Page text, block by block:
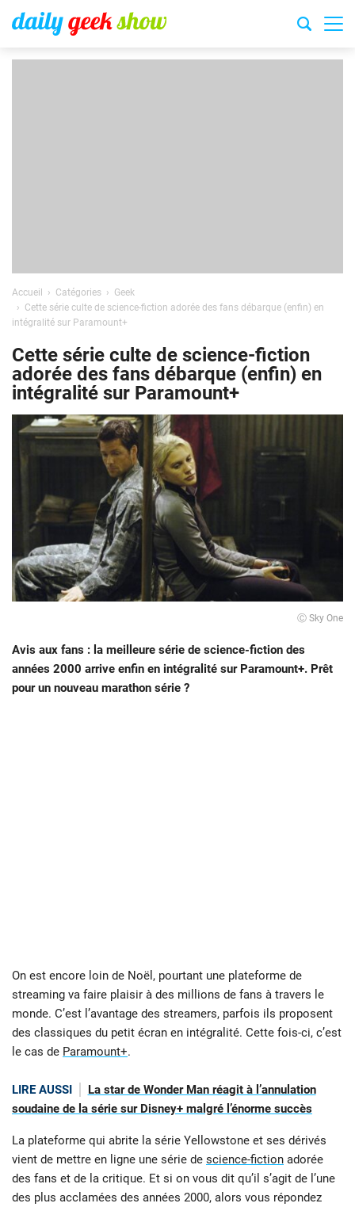
Accueil Catégories
Geek
Cette série culte de science-fiction adorée des fans débarque (enfin) en
intégralité sur Paramount+
Cette série culte de science-fiction
adorée des fans débarque (enfin) en
intégralité sur Paramount+
Ⓒ Sky One
Avis aux fans : la meilleure série de science-fiction des
années 2000 arrive enfin en intégralité sur Paramount+. Prêt
pour un nouveau marathon série ?
On est encore loin de Noël, pourtant une plateforme de
streaming va faire plaisir à des millions de fans à travers le
monde. C’est l’avantage des streamers, parfois ils proposent
des classiques du petit écran en intégralité. Cette fois-ci, c’est
le cas de Paramount+.
LIRE AUSSI
La star de Wonder Man réagit à l’annulation
soudaine de la série sur Disney+ malgré l’énorme succès
La plateforme qui abrite la série Yellowstone et ses dérivés
vient de mettre en ligne une série de science-fiction adorée
des fans et de la critique. Et si on vous dit qu’il s’agit de l’une
des plus acclamées des années 2000, alors vous répondez